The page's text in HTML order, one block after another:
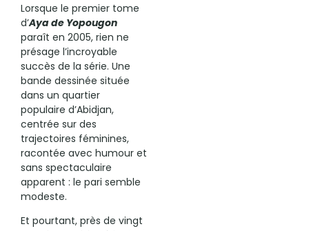
Lorsque le premier tome
d’Aya de Yopougon
paraît en 2005, rien ne
présage l’incroyable
succès de la série. Une
bande dessinée située
dans un quartier
populaire d’Abidjan,
centrée sur des
trajectoires féminines,
racontée avec humour et
sans spectaculaire
apparent : le pari semble
modeste.
Et pourtant, près de vingt